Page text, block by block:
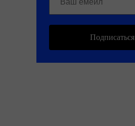
Подписаться